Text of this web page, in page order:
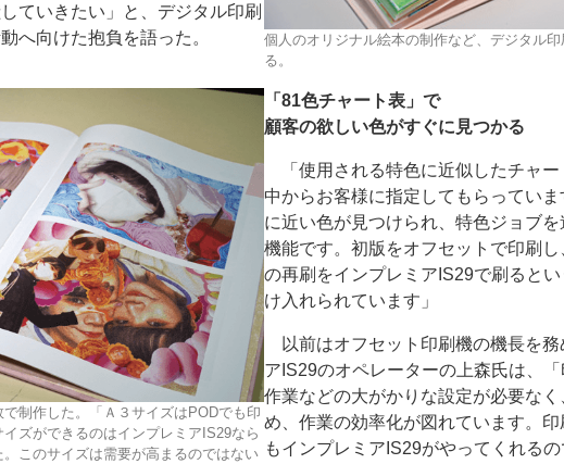
ていきたい」と、デジタル印刷
へ向けた抱負を語った。
個人のオリジナル絵本の制作など、デジタル
る。
制作した。「Ａ３サイズはPODでも印
ズができるのはインプレミアIS29なら
このサイズは需要が高まるのではない
「81色チャート表」で
顧客の欲しい色がすぐに見つかる
「使用される特色に近似したチャー
中からお客様に指定してもらってい
に近い色が見つけられ、特色ジョブ
機能です。初版をオフセットで印刷し
の再刷をインプレミアIS29で刷ると
け入れられています」
以前はオフセット印刷機の機長を務
アIS29のオペレーターの上森氏は、
作業などの大がかりな設定が必要な
め、作業の効率化が図れています。
もインプレミアIS29がやってくれる